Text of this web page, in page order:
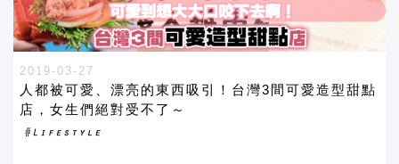
2019-03-27
人都被可愛、漂亮的東西吸引！台灣3間可愛造型甜點
店，女生們絕對受不了～